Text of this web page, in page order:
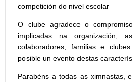
competición do nivel escolar
O clube agradece o
implicadas na organización,
colaboradores, familias e
posible un evento destas
Parabéns a todas as ximnastas,